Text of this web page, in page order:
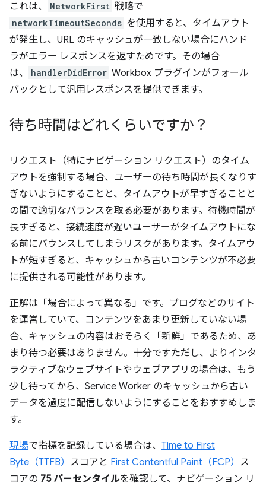
これは、 NetworkFirst 戦略で
networkTimeoutSeconds を使用すると、タイムアウト
が発生し、URL のキャッシュが一致しない場合にハンド
ラがエラー レスポンスを返すためです。その場合
は、
handlerDidError Workbox プラグインがフォール
バックとして汎用レスポンスを提供できます。
待ち時間はどれくらいですか？
リクエスト（特にナビゲーション リクエスト）のタイム
アウトを強制する場合、ユーザーの待ち時間が長くなりす
ぎないようにすることと、タイムアウトが早すぎることと
の間で適切なバランスを取る必要があります。待機時間が
長すぎると、接続速度が遅いユーザーがタイムアウトにな
る前にバウンスしてしまうリスクがあります。タイムアウ
トが短すぎると、キャッシュから古いコンテンツが不必要
に提供される可能性があります。
正解は「場合によって異なる」です。ブログなどのサイト
を運営していて、コンテンツをあまり更新していない場
合、キャッシュの内容はおそらく「新鮮」であるため、あ
まり待つ必要はありません。 十分ですただし、よりインタ
ラクティブなウェブサイトやウェブアプリの場合は、もう
少し待ってから、Service Worker のキャッシュから古い
データを過度に配信しないようにすることをおすすめしま
す。
現場で指標を記録している場合は、 Time to First
Byte（TTFB） スコアと First Contentful Paint（FCP） ス
コアの 75 パーセンタイルを確認して、ナビゲーション リ